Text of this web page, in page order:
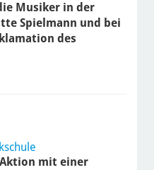
Musiker in der
Spielmann und bei
des
Aktion mit einer